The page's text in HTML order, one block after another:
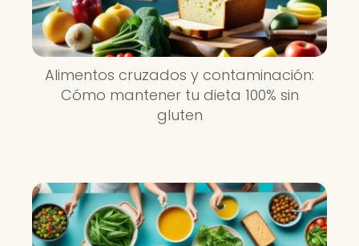
Alimentos cruzados y contaminación:
Cómo mantener tu dieta 100% sin
gluten